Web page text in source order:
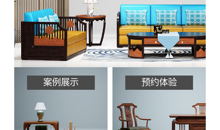
案例展示 预约体验